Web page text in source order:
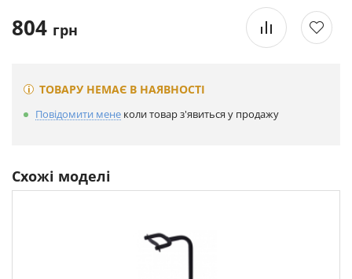
804 грн
ТОВАРУ НЕМАЄ В НАЯВНОСТІ
Повідомити мене коли товар з'явиться у продажу
Схожі моделі